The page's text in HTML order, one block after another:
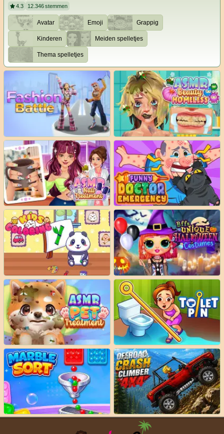
4.3 12.346stemmen
Avatar Emoji Grappig
Kinderen Meiden spelletjes
Thema spelletjes